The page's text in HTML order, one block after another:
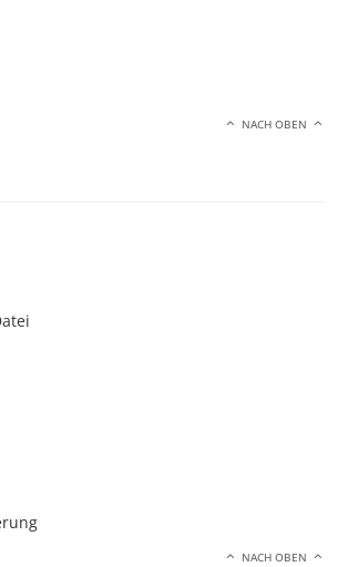
NACH OBEN
NACH OBEN